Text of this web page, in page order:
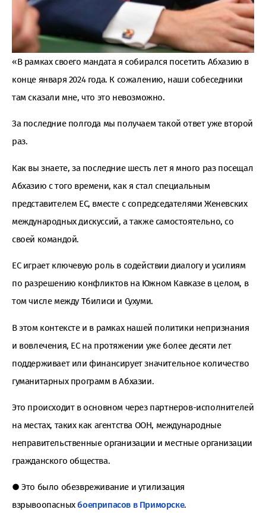
«В рамках своего мандата я собирался посетить Абхазию в
конце января 2024 года. К сожалению, наши собеседники
там сказали мне, что это невозможно.
За последние полгода мы получаем такой ответ уже второй
раз.
Как вы знаете, за последние шесть лет я много раз посещал
Абхазию с того времени, как я стал специальным
представителем ЕС, вместе с сопредседателями Женевских
международных дискуссий, а также самостоятельно, со
своей командой.
ЕС играет ключевую роль в содействии диалогу и усилиям
по разрешению конфликтов на Южном Кавказе в целом, в
том числе между Тбилиси и Сухуми.
В этом контексте и в рамках нашей политики непризнания
и вовлечения, ЕС на протяжении уже более десяти лет
поддерживает или финансирует значительное количество
гуманитарных программ в Абхазии.
Это происходит в основном через партнеров-исполнителей
на местах, таких как агентства ООН, международные
неправительственные организации и местные организации
гражданского общества.
● Это было обезвреживание и утилизация
взрывоопасныхбоеприпасов в Приморске.